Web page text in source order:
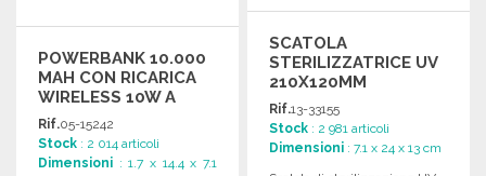
POWERBANK 10.000
MAH CON RICARICA
WIRELESS 10W A
PREZZI
ALL'INGROSSO
Rif.05-15242
Stock : 2 014 articoli
Dimensioni : 1.7 x 14.4 x 7.1
SCATOLA
STERILIZZATRICE UV
210X120MM
WIRELESS
Rif.13-33155
Stock : 2 981 articoli
Dimensioni : 7.1 x 24 x 13 cm